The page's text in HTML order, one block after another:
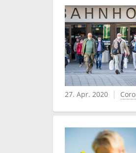
27. Apr. 2020